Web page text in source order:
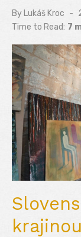
By Lukáš Kroc
Time to Read: 7